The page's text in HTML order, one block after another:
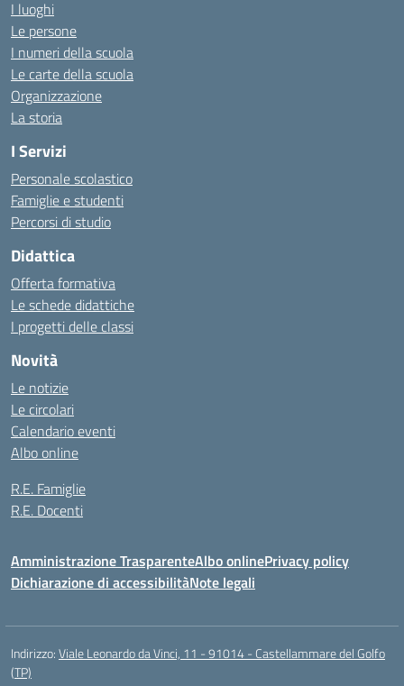
I luoghi
Le persone
I numeri della scuola
Le carte della scuola
Organizzazione
La storia
I Servizi
Personale scolastico
Famiglie e studenti
Percorsi di studio
Didattica
Offerta formativa
Le schede didattiche
I progetti delle classi
Novità
Le notizie
Le circolari
Calendario eventi
Albo online
R.E. Famiglie
R.E. Docenti
Amministrazione TrasparenteAlbo onlinePrivacy policy
Dichiarazione di accessibilitàNote legali
Indirizzo:Viale Leonardo da Vinci, 11 - 91014 - Castellammare del Golfo
(TP)